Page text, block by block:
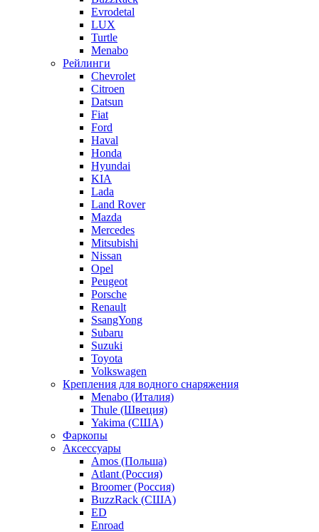
Evrodetal
LUX
Turtle
Menabo
Рейлинги
Chevrolet
Citroen
Datsun
Fiat
Ford
Haval
Honda
Hyundai
KIA
Lada
Land Rover
Mazda
Mercedes
Mitsubishi
Nissan
Opel
Peugeot
Porsche
Renault
SsangYong
Subaru
Suzuki
Toyota
Volkswagen
Крепления для водного снаряжения
Menabo (Италия)
Thule (Швеция)
Yakima (США)
Фаркопы
Аксессуары
Amos (Польша)
Atlant (Россия)
Broomer (Россия)
BuzzRack (США)
ED
Enroad